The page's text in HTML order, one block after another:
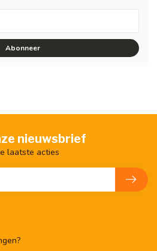
Abonneer
nieuwsbrief
laatste acties